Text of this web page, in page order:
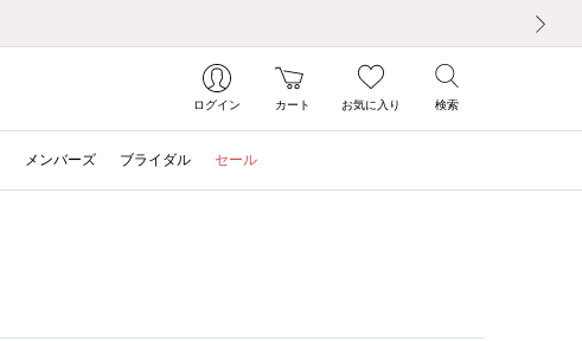
ログイン カート お気に入り 検索
メンバーズ ブライダル セール